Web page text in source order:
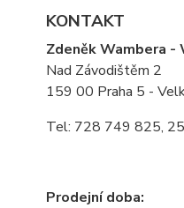
KONTAKT
Zdeněk Wambera -
Nad Závodištěm 2
159 00 Praha 5 -
Tel: 728 749 825,
Prodejní doba: